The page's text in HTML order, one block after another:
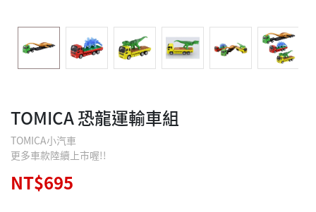
TOMICA 恐龍運輸車組
TOMICA小汽車
更多車款陸續上市喔!!
NT$695